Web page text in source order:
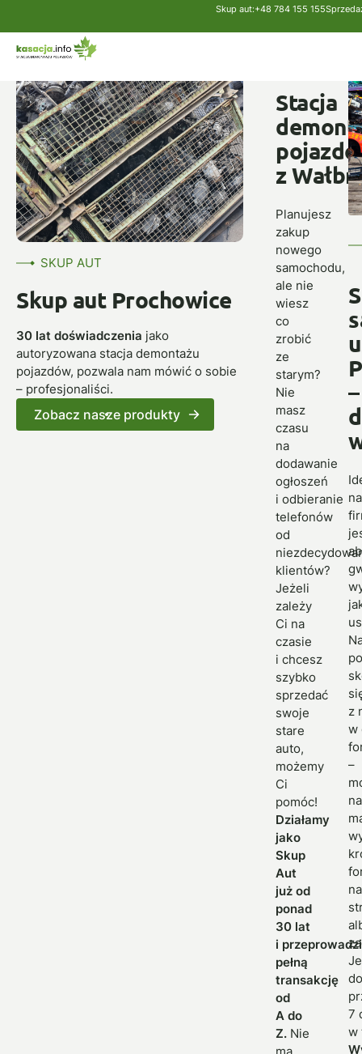
Skup aut:+48 784 155 155
Prochowice
SKUP AUT
Skup aut Prochowice
30 lat doświadczenia jako
autoryzowana stacja demontażu
pojazdów, pozwala nam mówić o sobie
– profesjonaliści.
Zobacz nasze produkty
Stacja
z
Planujesz
zakup
nowego
samochodu,
ale nie
wiesz
co
zrobić
ze
starym?
Nie
masz
czasu
na
dodawanie
ogłoszeń
i odbieranie
telefonów
od
klientów?
Jeżeli
zależy
Ci na
czasie
i chcesz
szybko
sprzedać
swoje
stare
auto,
możemy
Ci
pomóc!
Działamy
jako
Skup
Aut
już od
ponad
30 lat
i
pełną
transakcję
od
A do
Z. Nie
–
z
w
–
na
7
w